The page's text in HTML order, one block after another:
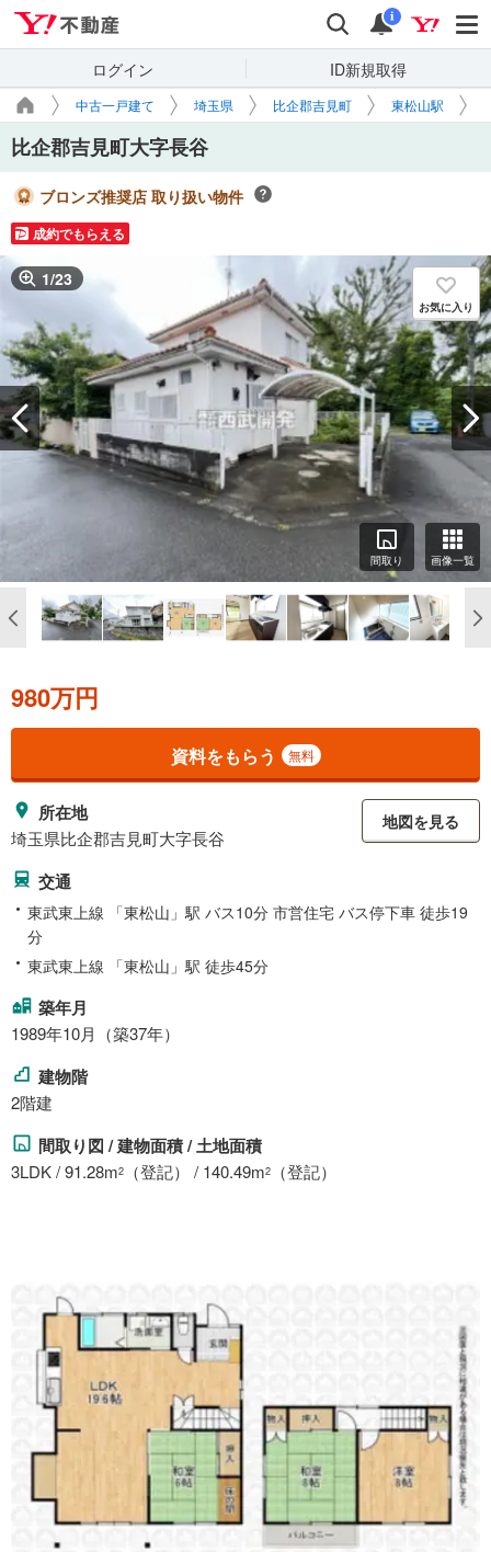
検索 通知
i
ログイン ID新規取得
中古一戸建て 埼玉県 比企郡吉見町 東松山駅
比企郡吉見町大字長谷
ブロンズ推奨店 取り扱い物件
成約でもらえる
1/23
お気に入り
間取り 画像一覧
980万円
資料をもらう 無料
所在地
埼玉県比企郡吉見町大字長谷
地図を見る
交通
東武東上線 「東松山」駅 バス10分 市営住宅 バス停下車 徒歩19
分
東武東上線 「東松山」駅 徒歩45分
築年月
1989年10月（築37年）
建物階
2階建
間取り図 / 建物面積 / 土地面積
3LDK / 91.28m2 （登記） / 140.49m2 （登記）